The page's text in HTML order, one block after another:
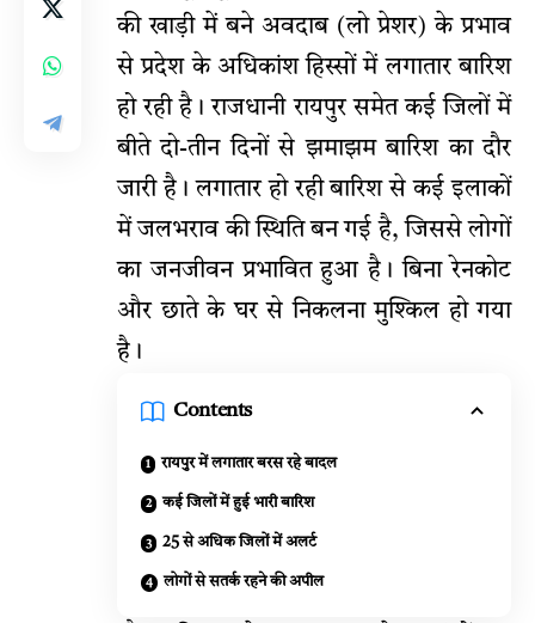
की खाड़ी में बने अवदाब (लो प्रेशर) के प्रभाव
से प्रदेश के अधिकांश हिस्सों में लगातार बारिश
हो रही है। राजधानी रायपुर समेत कई जिलों में
बीते दो-तीन दिनों से झमाझम बारिश का दौर
जारी है। लगातार हो रही बारिश से कई इलाकों
में जलभराव की स्थिति बन गई है, जिससे लोगों
का जनजीवन प्रभावित हुआ है। बिना रेनकोट
और छाते के घर से निकलना मुश्किल हो गया
है।
Contents
रायपुर में लगातार बरस रहे बादल
कई जिलों में हुई भारी बारिश
25 से अधिक जिलों में अलर्ट
लोगों से सतर्क रहने की अपील